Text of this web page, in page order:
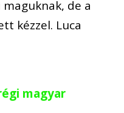
de a
kézzel. Luca
magyar